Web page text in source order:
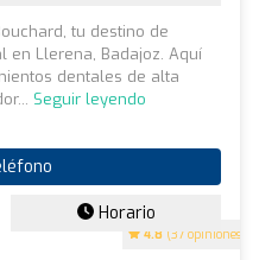
4.8 (37 opiniones)
tu destino de
en Llerena, Badajoz. Aquí
dentales de alta
Seguir leyendo
Horario